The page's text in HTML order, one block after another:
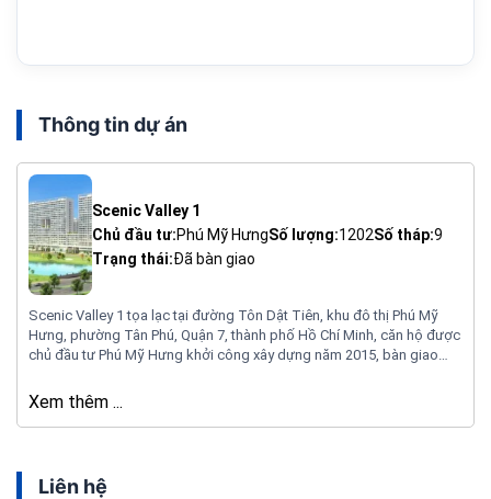
Thông tin dự án
Scenic Valley 1
Chủ đầu tư:Phú Mỹ HưngSố lượng:1202Số tháp:9
Trạng thái:Đã bàn giao
Scenic Valley 1 tọa lạc tại đường Tôn Dật Tiên, khu đô thị Phú Mỹ
Hưng, phường Tân Phú, Quận 7, thành phố Hồ Chí Minh, căn hộ được
chủ đầu tư Phú Mỹ Hưng khởi công xây dựng năm 2015, bàn giao
B, C, D, E, F, G, H. I trên diện tích đất 3.25 Ha, mật độ xây dựng 29.55%,
Xem thêm ...
Liên hệ